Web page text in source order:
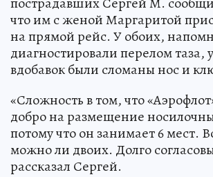
что им с женой Маргаритой
на прямой рейс. У обоих,
диагностировали перелом таза,
вдобавок были сломаны нос и
«Сложность в том, что
добро на размещение
потому что он занимает 6 мест.
можно ли двоих. Долго
рассказал Сергей.